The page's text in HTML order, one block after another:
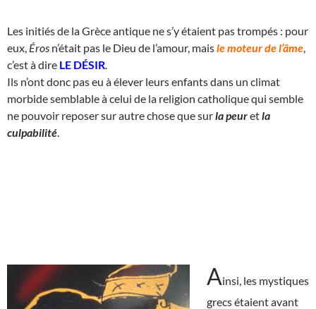
Les initiés de la Grèce antique ne s’y étaient pas trompés : pour
eux, Éros n’était pas le Dieu de l’amour, maisle moteur de l’âme
c’est à dire LE DÉSIR
Ils n’ont donc pas eu à élever leurs enfants dans un climat
morbide semblable à celui de la religion catholique qui semble
ne pouvoir reposer sur autre chose que surla peuretla
culpabilité
Ainsi, les mystiques
grecs étaient avant